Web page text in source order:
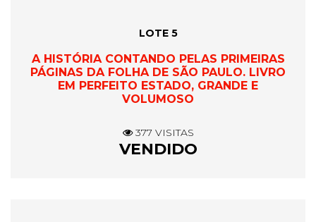
LOTE 5
A HISTÓRIA CONTANDO PELAS PRIMEIRAS
PÁGINAS DA FOLHA DE SÃO PAULO. LIVRO
EM PERFEITO ESTADO, GRANDE E
VOLUMOSO
377 VISITAS
VENDIDO